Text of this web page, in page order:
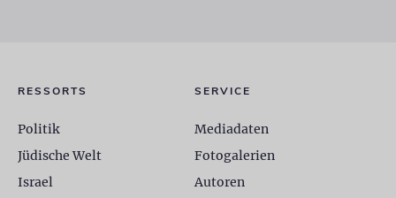
RESSORTS
Politik
Jüdische Welt
Israel
SERVICE
Mediadaten
Fotogalerien
Autoren